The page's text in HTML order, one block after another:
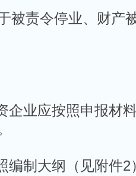
被责令停业、财产
企业应按照申报材
编制大纲（见附件